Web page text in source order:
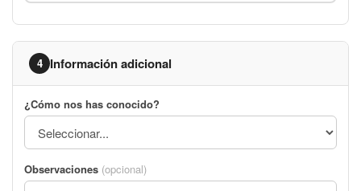
4 Información adicional
¿Cómo nos has conocido?
Observaciones (opcional)